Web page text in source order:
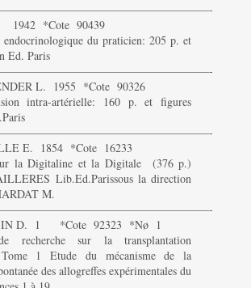
1942 *Cote 90439
du praticien: 205 p. et
Ed. Paris
L. 1955 *Cote 90326
intra-artérielle: 160 p. et figures
E. 1854 *Cote 16233
la Digitaline et la Digitale (376 p.)
Lib.Ed.Parissous la direction
M.
D. 1 *Cote 92323 *Nø 1
recherche sur la transplantation
Tome 1 Etude du mécanisme de la
des allogreffes expérimentales du